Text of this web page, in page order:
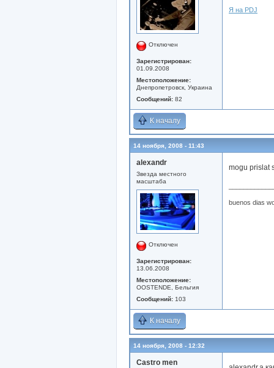
Отключен
Зарегистрирован:
01.09.2008
Местоположение:
Днепропетровск, Украина
Сообщений: 82
Я на PDJ
К началу
14 ноября, 2008 - 11:43
alexandr
Звезда местного
масштаба
Отключен
Зарегистрирован:
13.06.2008
Местоположение:
OOSTENDE, Бельгия
Сообщений: 103
mogu prislat
buenos dias
К началу
14 ноября, 2008 - 12:32
Castro men